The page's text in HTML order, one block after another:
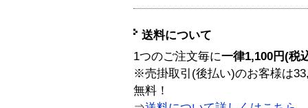
送料について
1つのご注文毎に一律1,100円(税
※売掛取引(後払い)のお客様は
無料！